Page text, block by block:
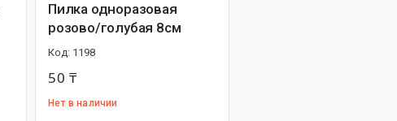
Пилка одноразовая
розово/голубая 8см
1198
50 ₸
Нет в наличии